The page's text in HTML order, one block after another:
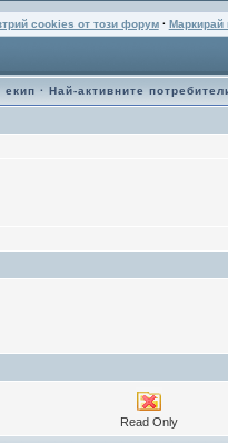
cookies от този форум· Маркирай
екип ·Най-активните
Read Only